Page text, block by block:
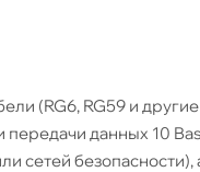
(RG6, RG59 и
данных 10
сетей